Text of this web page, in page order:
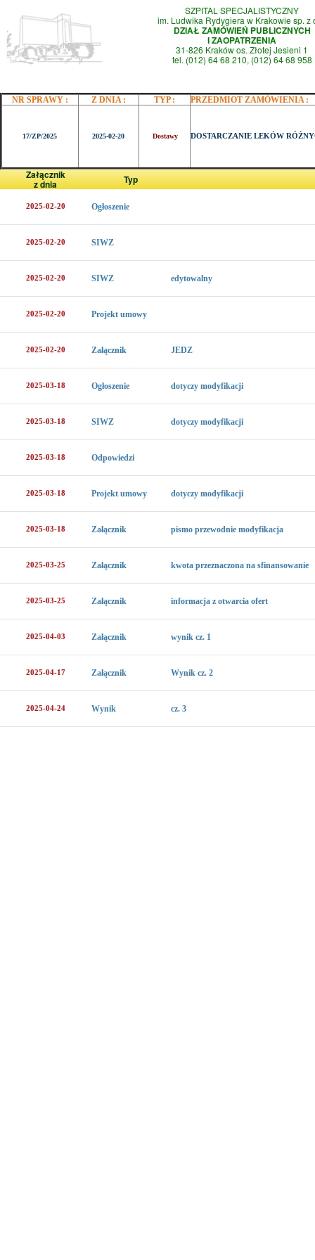
SZPITAL SPECJALISTYCZNY
im. Ludwika Rydygiera w Krakowie sp. z
DZIAŁ ZAMÓWIEŃ PUBLICZNYCH
I ZAOPATRZENIA
31-826 Kraków os. Złotej Jesieni 1
tel. (012) 64 68 210, (012) 64 68 958
NR SPRAWY : Z DNIA : TYP : PRZEDMIOT ZAMÓWIENIA :
17/ZP/2025 2025-02-20 Dostawy DOSTARCZANIE LEKÓW
Załącznik
z dnia Typ
2025-02-20 Ogłoszenie
2025-02-20 SIWZ
2025-02-20 SIWZ edytowalny
2025-02-20 Projekt umowy
2025-02-20 Załącznik JEDZ
2025-03-18 Ogłoszenie dotyczy modyfikacji
2025-03-18 SIWZ dotyczy modyfikacji
2025-03-18 Odpowiedzi
2025-03-18 Projekt umowy dotyczy modyfikacji
2025-03-18 Załącznik pismo przewodnie modyfikacja
2025-03-25 Załącznik kwota przeznaczona na sfinansowanie
2025-03-25 Załącznik informacja z otwarcia ofert
2025-04-03 Załącznik wynik cz. 1
2025-04-17 Załącznik Wynik cz. 2
2025-04-24 Wynik cz. 3